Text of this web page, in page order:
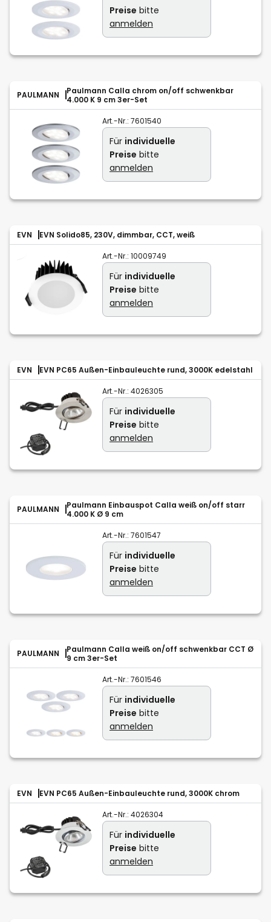
Preise bitte
anmelden
PAULMANN
Paulmann Calla chrom on/off schwenkbar
4.000 K 9 cm 3er-Set
Art.-Nr.: 7601540
Für individuelle
Preise bitte
anmelden
EVN EVN Solido85, 230V, dimmbar, CCT, weiß
Art.-Nr.: 10009749
Für individuelle
Preise bitte
anmelden
EVN EVN PC65 Außen-Einbauleuchte rund, 3000K edelstahl
Art.-Nr.: 4026305
Für individuelle
Preise bitte
anmelden
PAULMANN
Paulmann Einbauspot Calla weiß on/off starr
4.000 K Ø 9 cm
Art.-Nr.: 7601547
Für individuelle
Preise bitte
anmelden
PAULMANN
Paulmann Calla weiß on/off schwenkbar CCT Ø
9 cm 3er-Set
Art.-Nr.: 7601546
Für individuelle
Preise bitte
anmelden
EVN EVN PC65 Außen-Einbauleuchte rund, 3000K chrom
Art.-Nr.: 4026304
Für individuelle
Preise bitte
anmelden